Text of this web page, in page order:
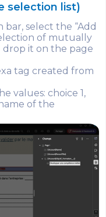
selection list)
select the “Add
of mutually
drop it on the page
tag created from
values: choice 1,
of the